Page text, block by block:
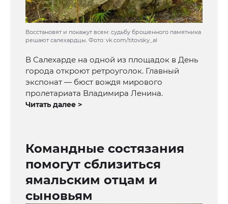
Восстановят и покажут всем: судьбу брошенного памятника
решают салехардцы. Фото: vk.com/titovsky_al
В Салехарде на одной из площадок в День
города откроют ретроуголок. Главный
экспонат — бюст вождя мирового
пролетариата Владимира Ленина.
Читать далее >
Командные состязания
помогут сблизиться
ямальским отцам и
сыновьям